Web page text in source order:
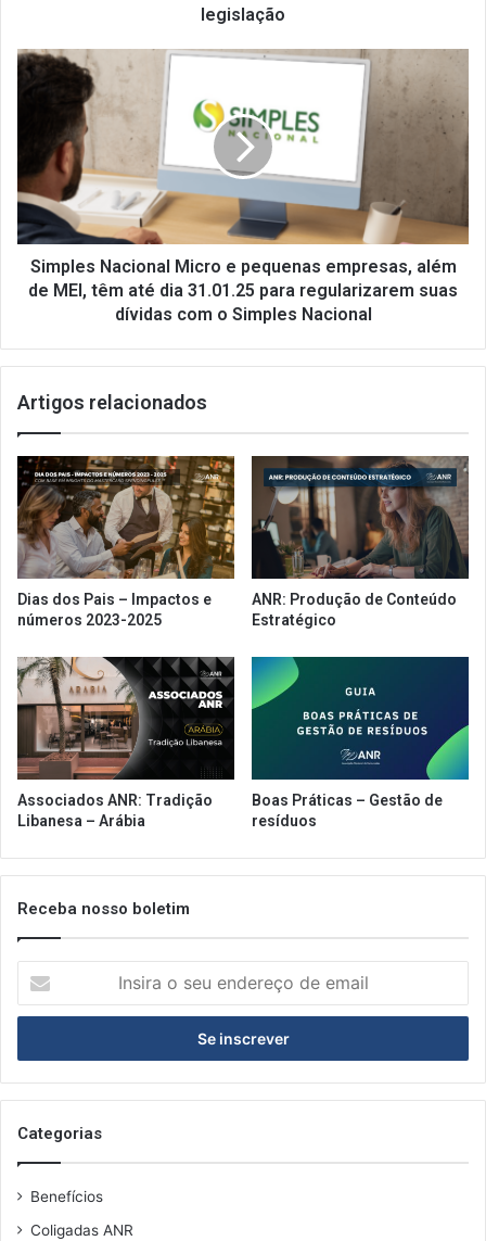
legislação
Simples
Nacional Micro
pequenas
empresas,
além
de
MEI,
têm
até
dia
regularizarem
dívidas
Simples
Nacional
Simples Nacional Micro e pequenas empresas, além
de MEI, têm até dia 31.01.25 para regularizarem suas
dívidas com o Simples Nacional
Artigos relacionados
Dias dos Pais – Impactos e
números 2023-2025
ANR: Produção de Conteúdo
Estratégico
Associados ANR: Tradição
Libanesa – Arábia
Boas Práticas – Gestão de
resíduos
Receba nosso boletim
seu
de
email
Categorias
Benefícios
Coligadas ANR